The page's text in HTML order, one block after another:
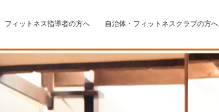
フィットネス指導者の方へ 自治体・フィットネスクラブの方へ